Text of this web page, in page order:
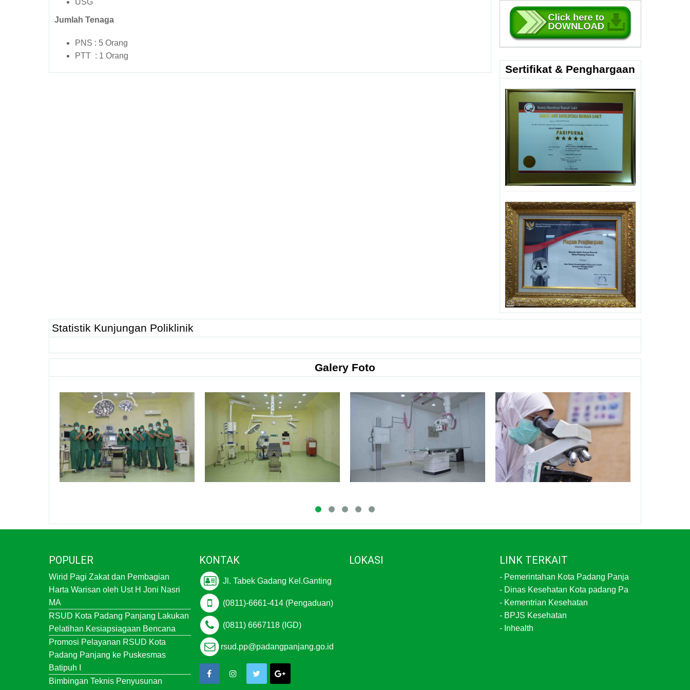
USG
Jumlah Tenaga
PNS : 5 Orang
PTT : 1 Orang
Sertifikat & Penghargaan
Statistik Kunjungan Poliklinik
Galery Foto
POPULER
Wirid Pagi Zakat dan Pembagian
Harta Warisan oleh Ust H Joni Nasri
MA
RSUD Kota Padang Panjang Lakukan
Pelatihan Kesiapsiagaan Bencana
Promosi Pelayanan RSUD Kota
Padang Panjang ke Puskesmas
Batipuh I
Bimbingan Teknis Penyusunan
KONTAK
Jl. Tabek Gadang Kel.Ganting
(0811)-6661-414 (Pengaduan)
(0811) 6667118 (IGD)
rsud.pp@padangpanjang.go.id
LOKASI LINK TERKAIT
- Pemerintahan Kota Padang Panja
- Dinas Kesehatan Kota padang Pa
- Kementrian Kesehatan
- BPJS Kesehatan
- Inhealth